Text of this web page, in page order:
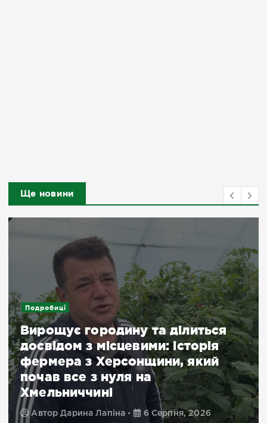
Ще новини
Подробиці
Вирощує городину та ділиться
досвідом з місцевими: історія
фермера з Херсонщини, який
почав все з нуля на
Хмельниччині
АвторДарина Лапіна 6 Серпня, 2026